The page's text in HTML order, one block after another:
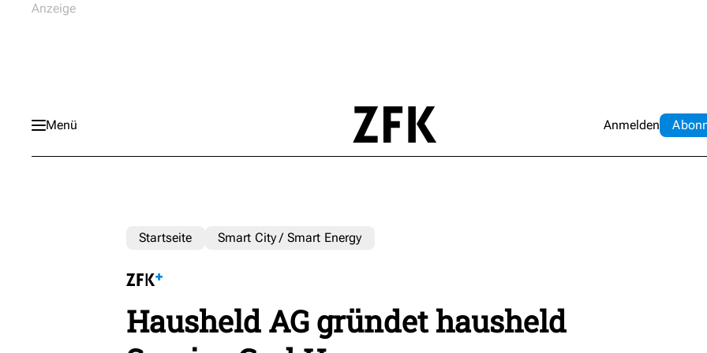
Menü Anmelden Abo
Startseite Smart City / Smart Energy
Hausheld AG gründet hausheld